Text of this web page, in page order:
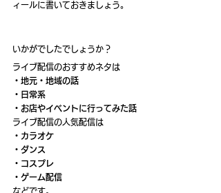
ィールに書いておきましょう。
いかがでしたでしょうか？
ライブ配信のおすすめネタは
・地元・地域の話
・日常系
・お店やイベントに行ってみた話
ライブ配信の人気配信は
・カラオケ
・ダンス
・コスプレ
・ゲーム配信
などです。